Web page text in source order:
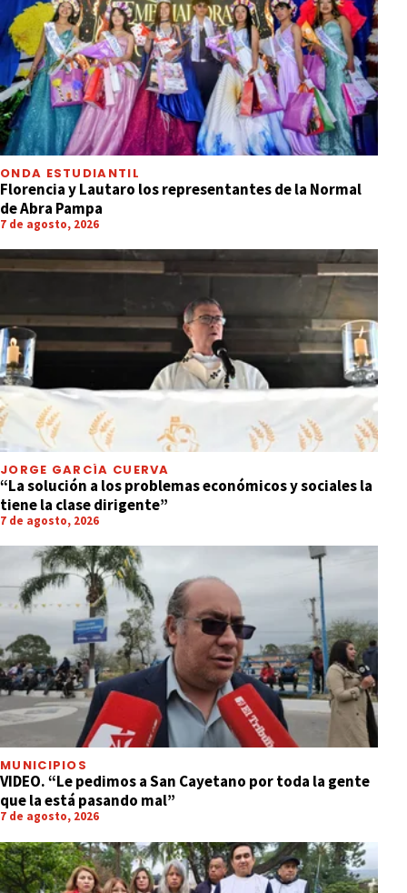
ONDA ESTUDIANTIL
Florencia y Lautaro los representantes de la Normal
de Abra Pampa
7 de agosto, 2026
JORGE GARCÍA CUERVA
“La solución a los problemas económicos y sociales la
tiene la clase dirigente”
7 de agosto, 2026
MUNICIPIOS
VIDEO. “Le pedimos a San Cayetano por toda la gente
que la está pasando mal”
7 de agosto, 2026